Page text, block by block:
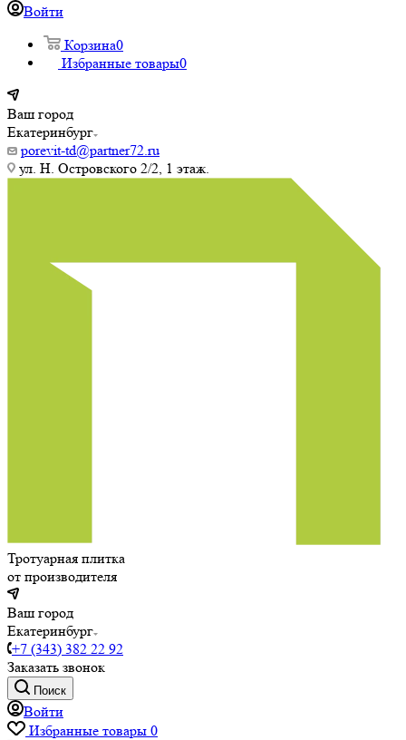
Войти
Корзина0
Избранные товары0
Ваш город
Екатеринбург
porevit-td@partner72.ru
ул. Н. Островского 2/2, 1 этаж.
Тротуарная плитка
от производителя
Ваш город
Екатеринбург
+7 (343) 382 22 92
Заказать звонок
Поиск
Войти
Избранные товары 0